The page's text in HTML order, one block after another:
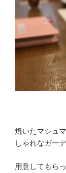
参加者
焼いたマシュ
しゃれなガー
用意してもら